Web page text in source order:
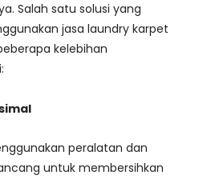
Salah satu solusi yang
jasa laundry karpet
kelebihan
peralatan dan
untuk membersihkan